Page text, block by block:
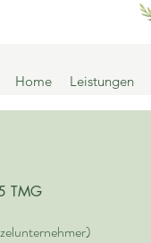
Home Leistungen
TMG